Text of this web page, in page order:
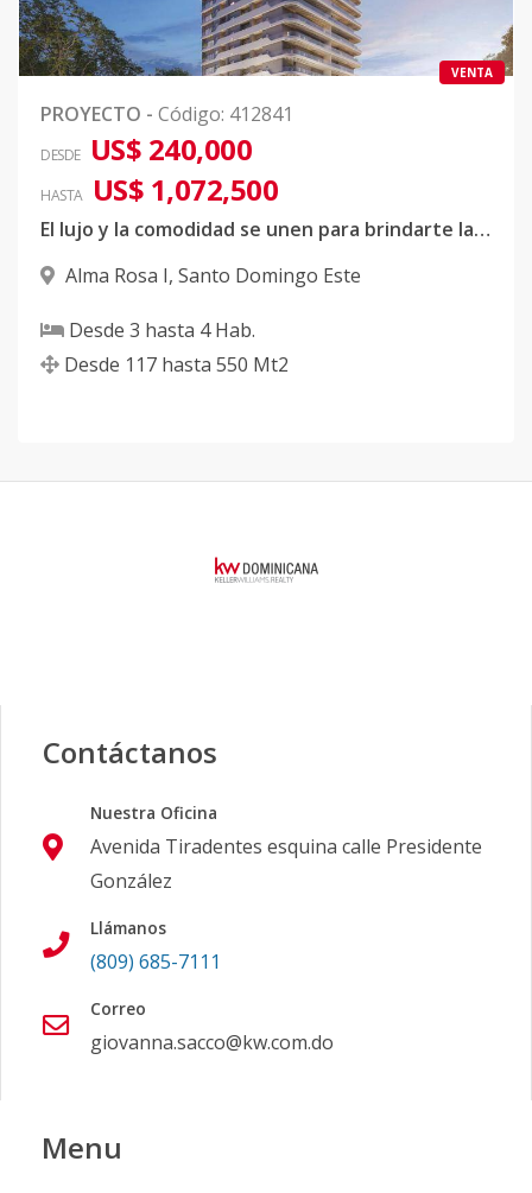
VENTA
PROYECTO - Código: 412841
DESDE US$ 240,000
HASTA US$ 1,072,500
El lujo y la comodidad se unen para brindarte la experiencia de hogar que siempre soñaste
Alma Rosa I, Santo Domingo Este
Desde 3 hasta 4Hab.
Desde 117 hasta 550 Mt2
Contáctanos
Nuestra Oficina
Avenida Tiradentes esquina calle Presidente
González
Llámanos
(809) 685-7111
Correo
giovanna.sacco@kw.com.do
Menu